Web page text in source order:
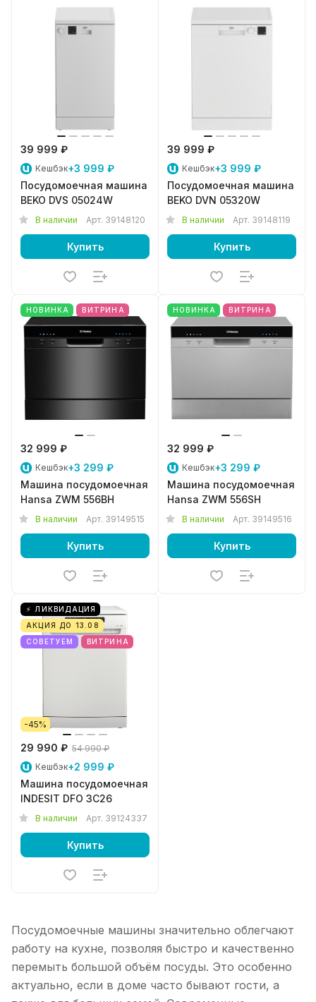
39 999 ₽
Кешбэк+3 999 ₽
Посудомоечная машина
BEKO DVS 05024W
В наличии Арт. 39148120
Купить
39 999 ₽
Кешбэк+3 999 ₽
Посудомоечная машина
BEKO DVN 05320W
В наличии Арт. 39148119
Купить
НОВИНКА ВИТРИНА
32 999 ₽
Кешбэк+3 299 ₽
Машина посудомоечная
Hansa ZWM 556BH
В наличии Арт. 39149515
Купить
НОВИНКА ВИТРИНА
32 999 ₽
Кешбэк+3 299 ₽
Машина посудомоечная
Hansa ZWM 556SH
В наличии Арт. 39149516
Купить
⚡ ЛИКВИДАЦИЯ
АКЦИЯ ДО 13.08
СОВЕТУЕМ
ВИТРИНА
-45%
29 990 ₽ 54 990 ₽
Кешбэк+2 999 ₽
Машина посудомоечная
INDESIT DFO 3C26
В наличии Арт. 39124337
Купить
Посудомоечные машины значительно облегчают
работу на кухне, позволяя быстро и качественно
перемыть большой объём посуды. Это особенно
актуально, если в доме часто бывают гости, а